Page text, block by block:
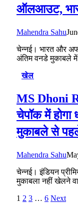
ऑलआउट,
Mahendra Sahu
चेन्नई। भारत और
अंतिम वनडे मुकाबले
खेल
MS Dhoni
चेपॉक में होगा
मुकाबले से पहले
Mahendra Sahu
चेन्नई। इंडियन
मुकाबला नहीं खेलने
1 2 3 … 6 Next